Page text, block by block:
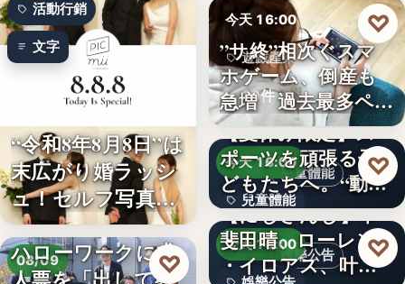
活動行銷
文字
“令和8年8月8日”は
末広がり婚ラッシ
ュ！セルフ写真館
「…
08/09
ハローワークに求
♡
今天 16:00
遊戲產業
10件
”サ終”相次ぐスマ
ホゲーム、倒産も
急増 過去最多ペー
スで…
♡
兒童體能
今天 16:00
兒童體能
0円
【夏休み限定】ス
ポーツを頑張る子
どもたちへ。“動け
る身体…
♡
娛樂公告
今天 16:00
【にじさんじ】甲
斐田晴、ローレン
・イロアス、叶ワ
♡